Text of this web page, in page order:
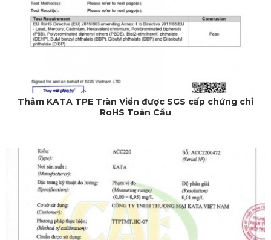
Thảm KATA TPE Tràn Viền được SGS cấp chứng chỉ
RoHS Toàn Cầu